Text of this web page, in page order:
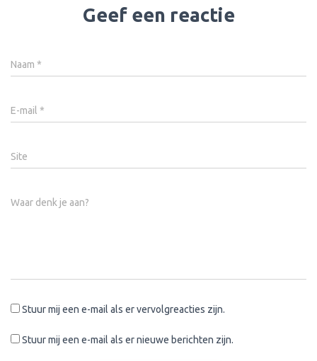
Geef een reactie
Naam *
E-mail *
Site
Waar denk je aan?
Stuur mij een e-mail als er vervolgreacties zijn.
Stuur mij een e-mail als er nieuwe berichten zijn.